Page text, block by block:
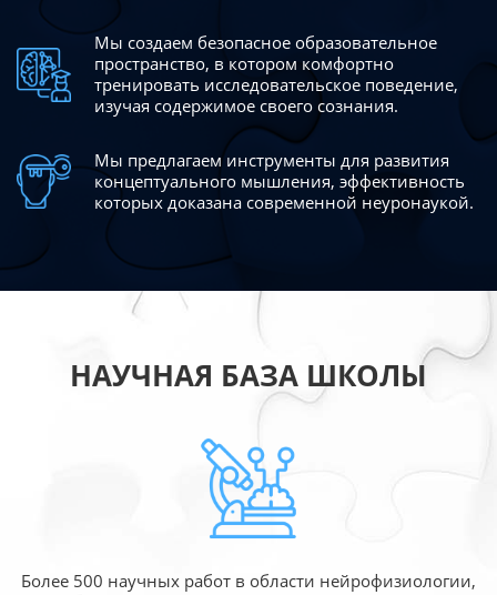
Мы создаем безопасное образовательное
пространство, в котором комфортно
тренировать исследовательское поведение,
изучая содержимое своего сознания.
Мы предлагаем инструменты для развития
концептуального мышления, эффективность
которых доказана современной неуронаукой.
НАУЧНАЯ БАЗА ШКОЛЫ
Более 500 научных работ в области нейрофизиологии,